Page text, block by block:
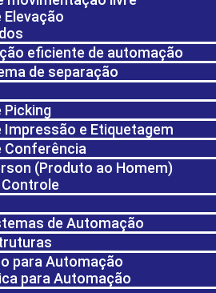
eficiente de automação
de separação
Picking
Impressão e Etiquetagem
Conferência
(Produto ao Homem)
de Automação
para Automação
para Automação